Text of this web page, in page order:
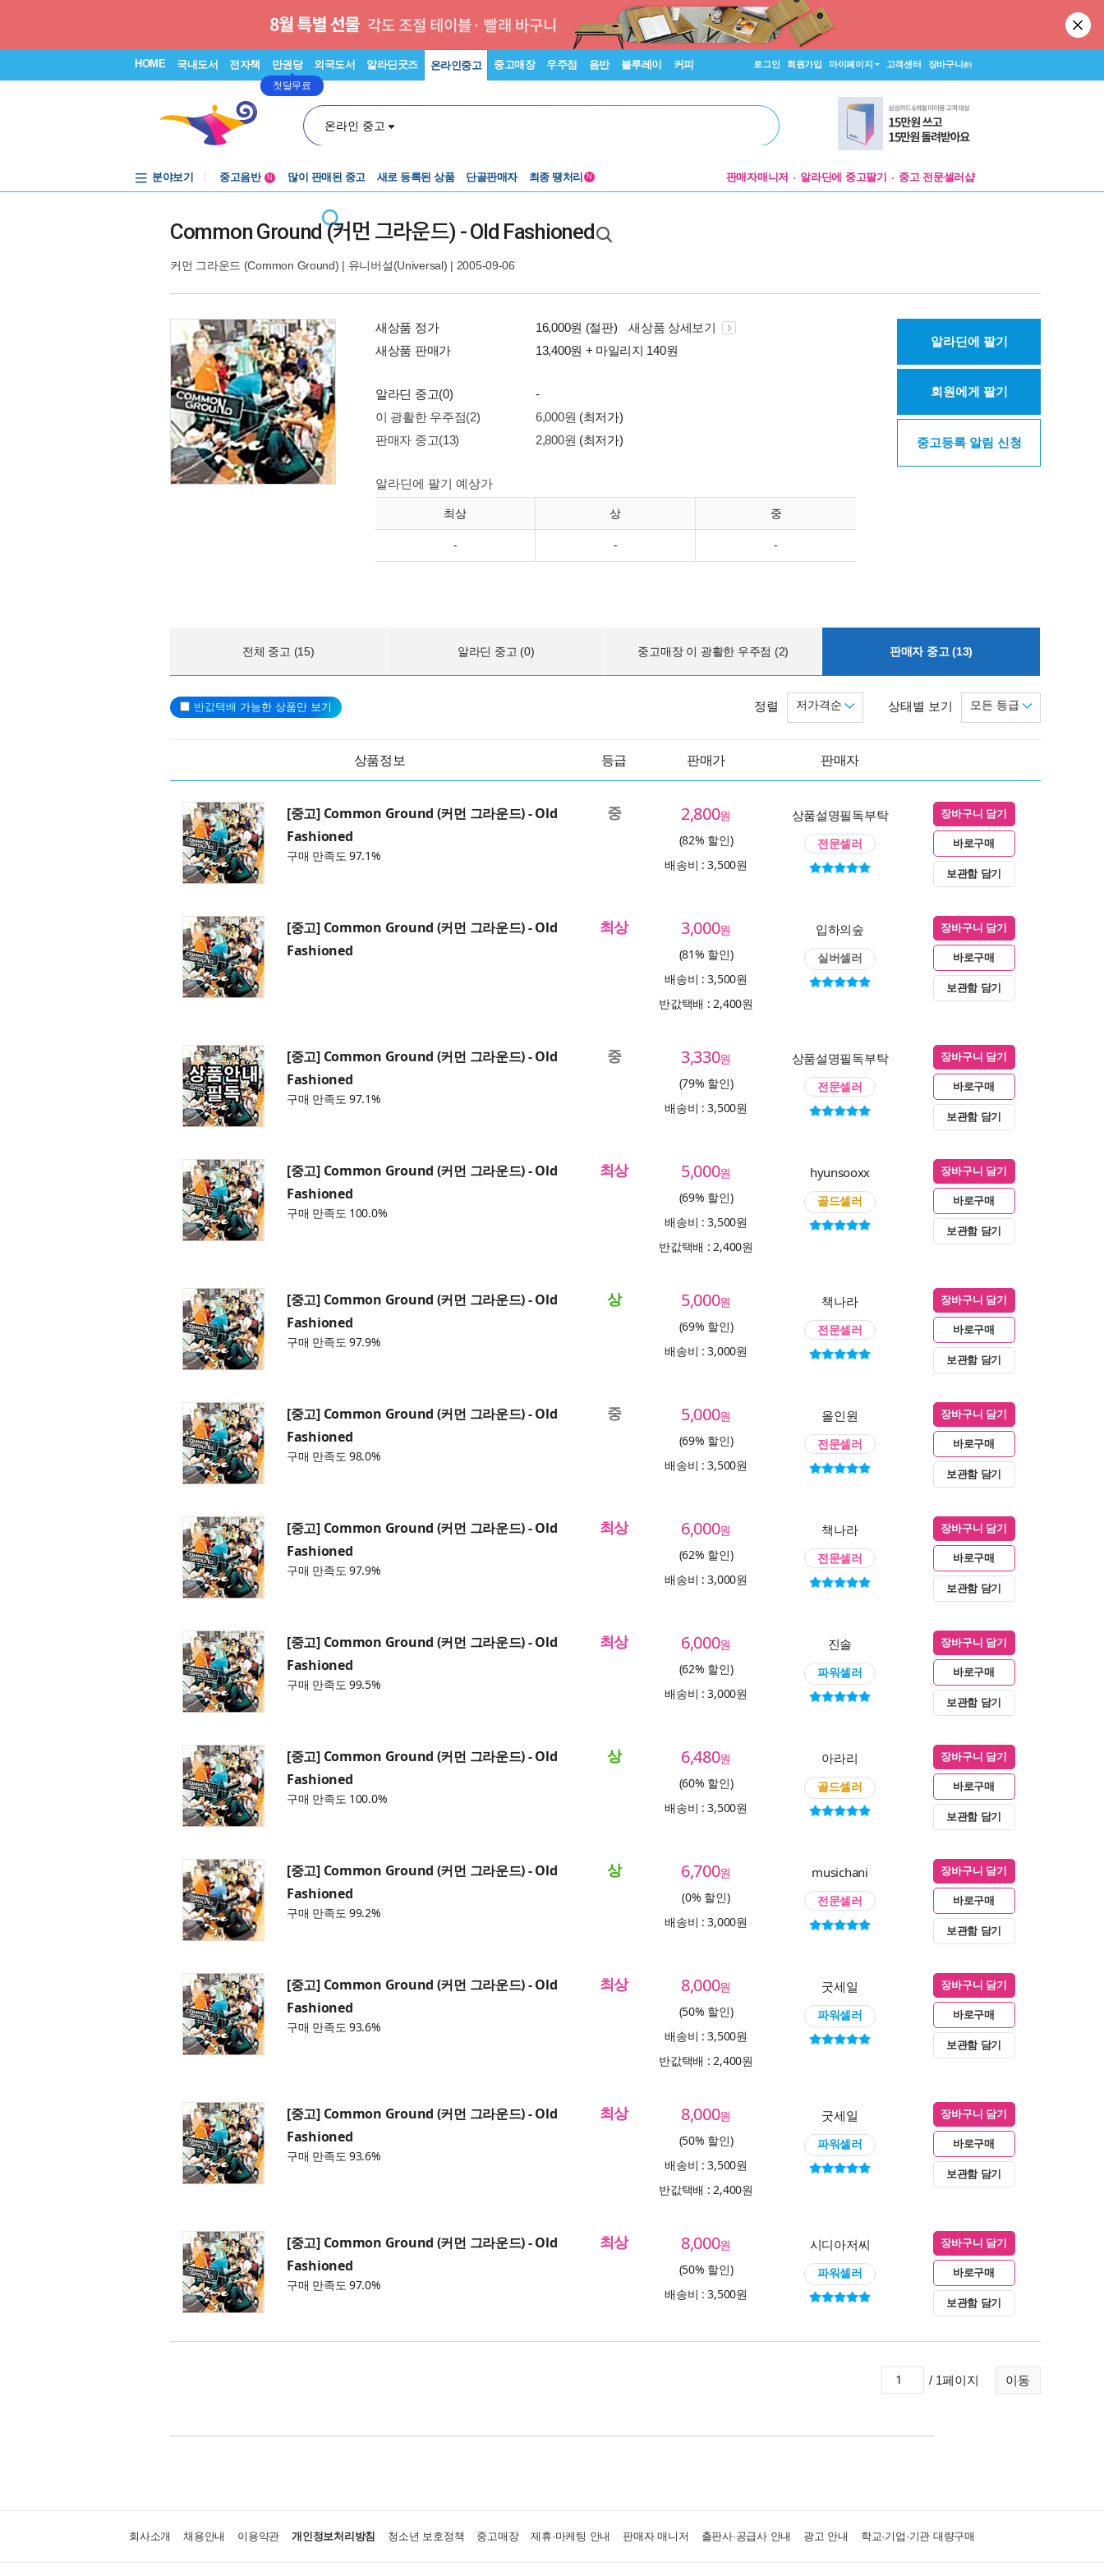
HOME 국내도서 전자책 만권당
첫달무료
외국도서 알라딘굿즈 온라인중고 중고매장 우주점 음반 블루레이 커피 로그인 회원가입 마이페이지 고객센터 장바구니(0)
온라인 중고
분야보기
중고음반
N 많이 판매된 중고 새로 등록된 상품 단골판매자 최종 땡처리 N 판매자매니저 알라딘에 중고팔기 중고 전문셀러샵
Common Ground (커먼 그라운드) - Old Fashioned
커먼 그라운드 (Common Ground) | 유니버설(Universal) | 2005-09-06
새상품 정가 16,000원 (절판)
새상품 상세보기
새상품 판매가
13,400원 + 마일리지 140원
알라딘 중고(0)
-
이 광활한 우주점(2)
6,000원 (최저가)
판매자 중고(13)
2,800원 (최저가)
알라딘에 팔기 예상가
최상 상 중
- - -
알라딘에 팔기
회원에게 팔기
중고등록 알림 신청
전체 중고 (15) 알라딘 중고 (0) 중고매장 이 광활한 우주점 (2) 판매자 중고 (13)
반값택배 가능한 상품만 보기 상태별 보기 모든 등급
정렬 저가격순
상품정보 등급 판매가 판매자
[중고] Common Ground (커먼 그라운드) - Old
Fashioned
구매 만족도 97.1%
중 2,800원
(82% 할인)
배송비 : 3,500원
상품설명필독부탁
전문셀러
장바구니 담기
바로구매
보관함 담기
[중고] Common Ground (커먼 그라운드) - Old
Fashioned
최상 3,000원
(81% 할인)
배송비 : 3,500원
반값택배 : 2,400원
입하의숲
실버셀러
장바구니 담기
바로구매
보관함 담기
[중고] Common Ground (커먼 그라운드) - Old
Fashioned
구매 만족도 97.1%
중 3,330원
(79% 할인)
배송비 : 3,500원
상품설명필독부탁
전문셀러
장바구니 담기
바로구매
보관함 담기
[중고] Common Ground (커먼 그라운드) - Old
Fashioned
구매 만족도 100.0%
최상 5,000원
(69% 할인)
배송비 : 3,500원
반값택배 : 2,400원
hyunsooxx
골드셀러
장바구니 담기
바로구매
보관함 담기
[중고] Common Ground (커먼 그라운드) - Old
Fashioned
구매 만족도 97.9%
상 5,000원
(69% 할인)
배송비 : 3,000원
책나라
전문셀러
장바구니 담기
바로구매
보관함 담기
[중고] Common Ground (커먼 그라운드) - Old
Fashioned
구매 만족도 98.0%
중 5,000원
(69% 할인)
배송비 : 3,500원
올인원
전문셀러
장바구니 담기
바로구매
보관함 담기
[중고] Common Ground (커먼 그라운드) - Old
Fashioned
구매 만족도 97.9%
최상 6,000원
(62% 할인)
배송비 : 3,000원
책나라
전문셀러
장바구니 담기
바로구매
보관함 담기
[중고] Common Ground (커먼 그라운드) - Old
Fashioned
구매 만족도 99.5%
최상 6,000원
(62% 할인)
배송비 : 3,000원
진솔
파워셀러
장바구니 담기
바로구매
보관함 담기
[중고] Common Ground (커먼 그라운드) - Old
Fashioned
구매 만족도 100.0%
상 6,480원
(60% 할인)
배송비 : 3,500원
아라리
골드셀러
장바구니 담기
바로구매
보관함 담기
[중고] Common Ground (커먼 그라운드) - Old
Fashioned
구매 만족도 99.2%
상 6,700원
(0% 할인)
배송비 : 3,000원
musichani
전문셀러
장바구니 담기
바로구매
보관함 담기
[중고] Common Ground (커먼 그라운드) - Old
Fashioned
구매 만족도 93.6%
최상 8,000원
(50% 할인)
배송비 : 3,500원
반값택배 : 2,400원
굿세일
파워셀러
장바구니 담기
바로구매
보관함 담기
[중고] Common Ground (커먼 그라운드) - Old
Fashioned
구매 만족도 93.6%
최상 8,000원
(50% 할인)
배송비 : 3,500원
반값택배 : 2,400원
굿세일
파워셀러
장바구니 담기
바로구매
보관함 담기
[중고] Common Ground (커먼 그라운드) - Old
Fashioned
구매 만족도 97.0%
최상 8,000원
(50% 할인)
배송비 : 3,500원
시디아저씨
파워셀러
장바구니 담기
바로구매
보관함 담기
이동
/ 1페이지
회사소개 채용안내 이용약관 개인정보처리방침 청소년 보호정책 중고매장 제휴·마케팅 안내 판매자 매니저 출판사·공급사 안내 광고 안내 학교·기업·기관 대량구매